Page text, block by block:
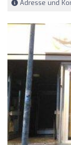
Adresse und